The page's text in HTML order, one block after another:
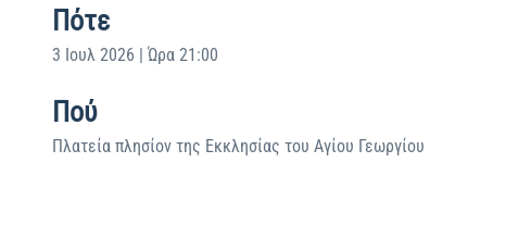
Πότε
3 Ιουλ 2026 | Ώρα 21:00
Πού
Πλατεία πλησίον της Εκκλησίας του Αγίου Γεωργίου